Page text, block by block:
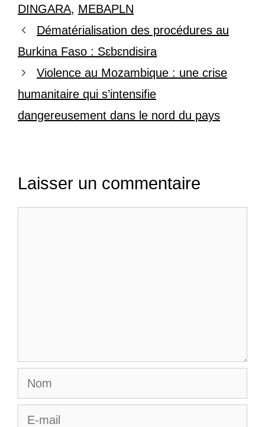
DINGARA, MEBAPLN
Dématérialisation des procédures au
Burkina Faso : Sɛbɛndisira
Violence au Mozambique : une crise
humanitaire qui s’intensifie
dangereusement dans le nord du pays
Laisser un commentaire
Nom
E-